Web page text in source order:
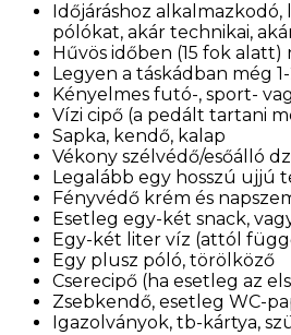
Időjáráshoz
pólókat, akár technikai,
Hűvös időben (15 fok
Legyen a táskádban még
Kényelmes futó-, sport-
Vízi cipő (a pedált tartani
Sapka, kendő, kalap
Vékony szélvédő/esőálló
Legalább egy hosszú ujjú
Fényvédő krém és
Esetleg egy-két snack,
Egy-két liter víz (attól
Egy plusz póló, törölköző
Cserecipő (ha esetleg az
Zsebkendő, esetleg WC-
Igazolványok, tb-kártya,